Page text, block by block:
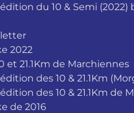
du 10 & Semi (2022)
2022
et 21.1Km de Marchiennes
des 10 & 21.1Km
des 10 & 21.1Km de
de 2016